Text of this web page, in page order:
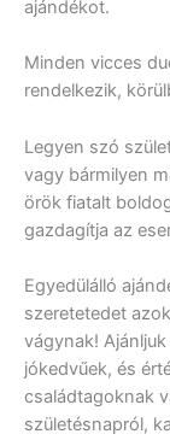
ajándékot.
Minden vicces
rendelkezik,
Legyen szó
vagy bármilyen
örök fiatalt
gazdagítja az
Egyedülálló
szeretetedet
vágynak!
jókedvűek, és
családtagoknak
születésnapról,